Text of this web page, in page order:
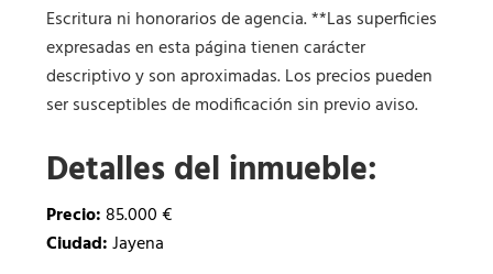
Escritura ni honorarios de agencia. **Las superficies
expresadas en esta página tienen carácter
descriptivo y son aproximadas. Los precios pueden
ser susceptibles de modificación sin previo aviso.
Detalles del inmueble:
Precio:85.000 €
Ciudad:Jayena